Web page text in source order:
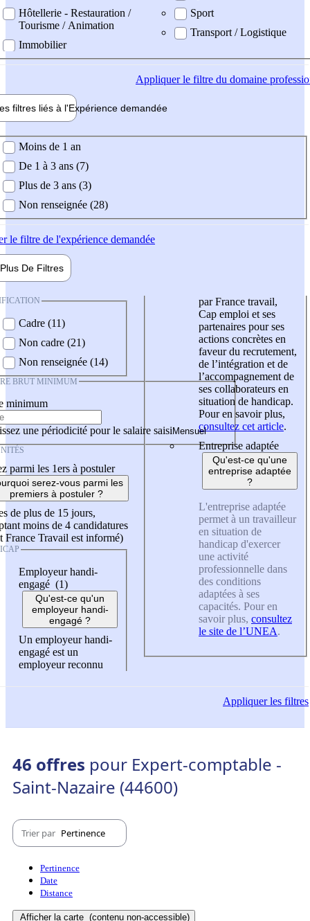
Hôtellerie - Restauration /
Tourisme / Animation
Immobilier
Sport
Transport / Logistique
Appliquerle filtre du domaine
filtres liés à l'Expérience demandée
demandée
Moins de 1 an
De 1 à 3 ans (7)
Plus de 3 ans (3)
Non renseignée (28)
le filtre de l'expérience demandée
Plus De Filtres
Cadre (11)
Non cadre (21)
Non renseignée (14)
BRUT MINIMUM
minimum
une périodicité pour le salaire saisi
parmi les 1ers à postuler
serez-vous parmi les
premiers à postuler ?
de plus de 15 jours,
moins de 4 candidatures
France Travail est informé)
Employeur handi-
engagé (1)
Qu'est-ce qu'un
employeur handi-
engagé ?
Un employeur handi-
engagé est un
employeur reconnu
par France travail,
Cap emploi et ses
partenaires pour ses
actions concrètes en
faveur du recrutement,
de l’intégration et de
l’accompagnement de
ses collaborateurs en
situation de handicap.
Pour en savoir plus,
consultez cet article.
Entreprise adaptée
Qu'est-ce qu'une
entreprise adaptée
?
L'entreprise adaptée
permet à un travailleur
en situation de
handicap d'exercer
une activité
professionnelle dans
des conditions
adaptées à ses
capacités. Pour en
savoir plus, consultez
le site de l’UNEA.
Appliquerles filtres
46 offres pour Expert-comptable -
Saint-Nazaire (44600)
Trier par Pertinence
Pertinence
Date
Distance
Afficher la carte (contenu non-accessible)